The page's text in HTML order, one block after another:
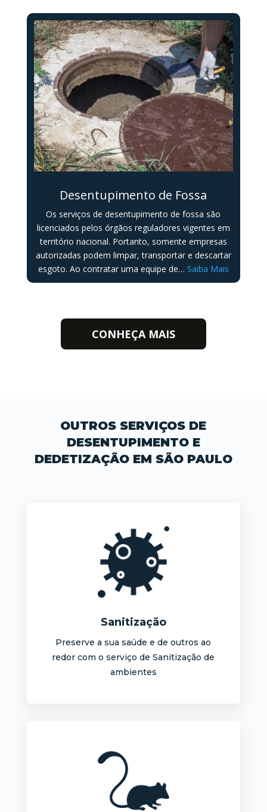
Desentupimento de Fossa
Os serviços de desentupimento de fossa são
licenciados pelos órgãos reguladores vigentes em
território nacional. Portanto, somente empresas
autorizadas podem limpar, transportar e descartar
esgoto. Ao contratar uma equipe de… Saiba Mais
CONHEÇA MAIS
OUTROS SERVIÇOS DE
DESENTUPIMENTO E
DEDETIZAÇÃO EM SÃO PAULO
Sanitização
Preserve a sua saúde e de outros ao
redor com o serviço de Sanitização de
ambientes